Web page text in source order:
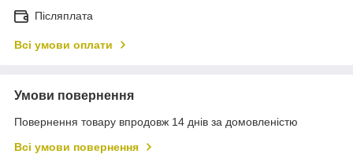
Післяплата
Всі умови оплати
Умови повернення
Повернення товару впродовж 14 днів за домовленістю
Всі умови повернення